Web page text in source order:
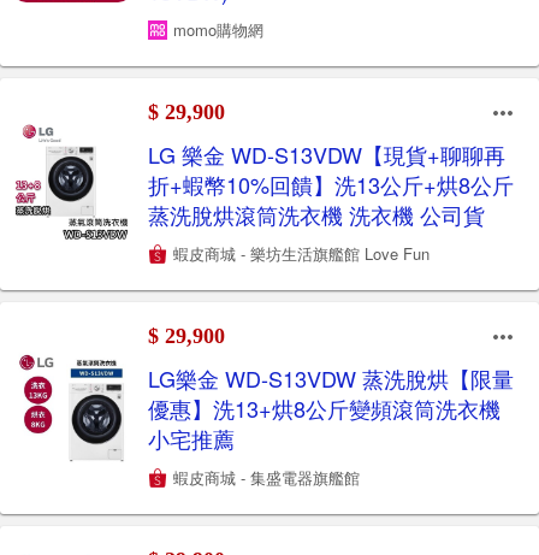
momo購物網
$ 29,900
LG 樂金 WD-S13VDW【現貨+聊聊再
折+蝦幣10%回饋】洗13公斤+烘8公斤
蒸洗脫烘滾筒洗衣機 洗衣機 公司貨
蝦皮商城 - 樂坊生活旗艦館 Love Fun
$ 29,900
LG樂金 WD-S13VDW 蒸洗脫烘【限量
優惠】洗13+烘8公斤變頻滾筒洗衣機
小宅推薦
蝦皮商城 - 集盛電器旗艦館